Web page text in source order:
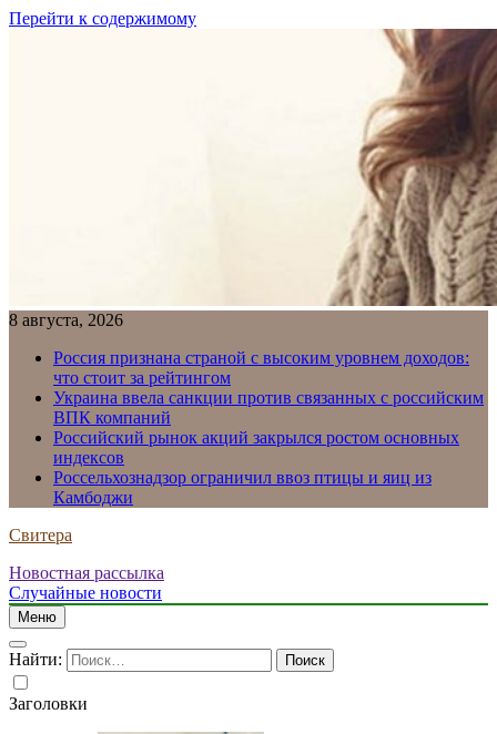
Перейти к содержимому
8 августа, 2026
Россия признана страной с высоким уровнем доходов:
что стоит за рейтингом
Украина ввела санкции против связанных с российским
ВПК компаний
Российский рынок акций закрылся ростом основных
индексов
Россельхознадзор ограничил ввоз птицы и яиц из
Камбоджи
Свитера
Новостная рассылка
Случайные новости
Меню
Найти:
Заголовки